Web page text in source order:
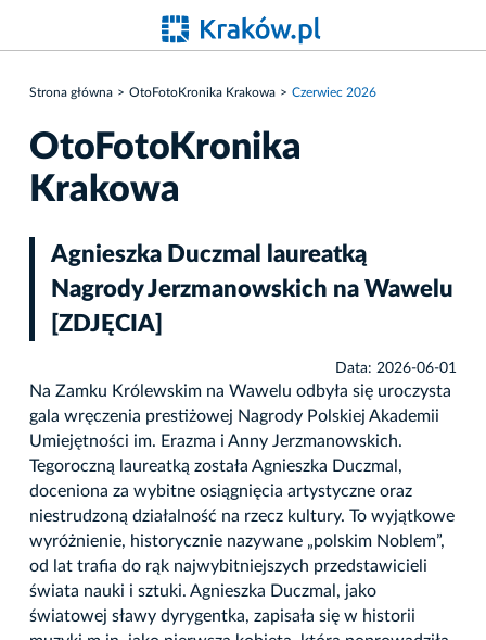
Strona główna OtoFotoKronika Krakowa Czerwiec 2026
OtoFotoKronika
Krakowa
Agnieszka Duczmal laureatką
Nagrody Jerzmanowskich na Wawelu
[ZDJĘCIA]
Data: 2026-06-01
Na Zamku Królewskim na Wawelu odbyła się uroczysta
gala wręczenia prestiżowej Nagrody Polskiej Akademii
Umiejętności im. Erazma i Anny Jerzmanowskich.
Tegoroczną laureatką została Agnieszka Duczmal,
doceniona za wybitne osiągnięcia artystyczne oraz
niestrudzoną działalność na rzecz kultury. To wyjątkowe
wyróżnienie, historycznie nazywane „polskim Noblem”,
od lat trafia do rąk najwybitniejszych przedstawicieli
świata nauki i sztuki. Agnieszka Duczmal, jako
światowej sławy dyrygentka, zapisała się w historii